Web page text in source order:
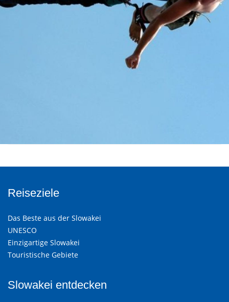
Reiseziele
Das Beste aus der Slowakei
UNESCO
Einzigartige Slowakei
Touristische Gebiete
Slowakei entdecken